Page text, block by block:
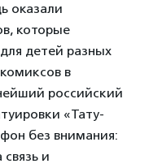
оказали
которые
детей разных
в
российский
«Тату-
без внимания:
и